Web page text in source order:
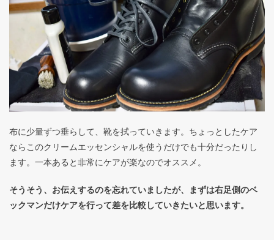
布に少量ずつ垂らして、靴を拭っていきます。ちょっとしたケア
ならこのクリームエッセンシャルを使うだけでも十分だったりし
ます。一本あると非常にケアが楽なのでオススメ。
そうそう、お伝えするのを忘れていましたが、まずは右足側のベ
ックマンだけケアを行って差を比較していきたいと思います。